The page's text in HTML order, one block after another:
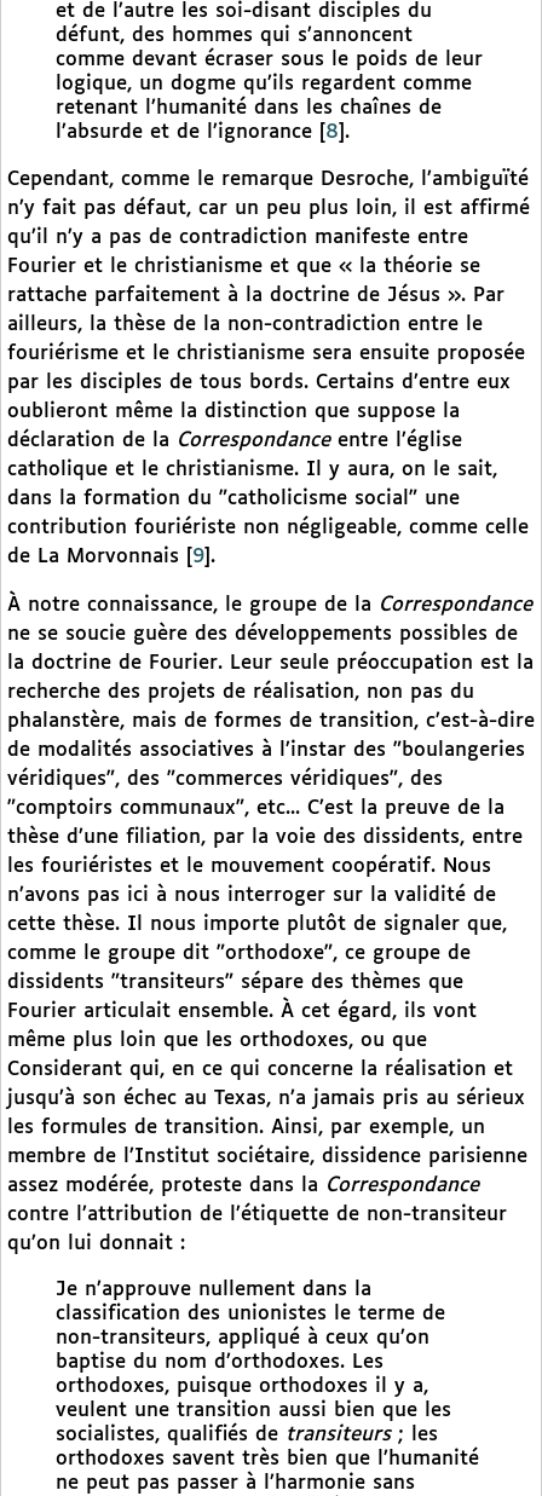
et de l’autre les soi-disant disciples du
défunt, des hommes qui s’annoncent
comme devant écraser sous le poids de leur
logique, un dogme qu’ils regardent comme
retenant l’humanité dans les chaînes de
l’absurde et de l’ignorance
8 .
Cependant, comme le remarque Desroche, l’ambiguïté
n’y fait pas défaut, car un peu plus loin, il est affirmé
qu’il n’y a pas de contradiction manifeste entre
Fourier et le christianisme et que « la théorie se
rattache parfaitement à la doctrine de Jésus ». Par
ailleurs, la thèse de la non-contradiction entre le
fouriérisme et le christianisme sera ensuite proposée
par les disciples de tous bords. Certains d’entre eux
oublieront même la distinction que suppose la
déclaration de la Correspondanceentre l’église
catholique et le christianisme. Il y aura, on le sait,
dans la formation du "catholicisme social" une
contribution fouriériste non négligeable, comme celle
de La Morvonnais
9 .
À notre connaissance, le groupe de la Correspondance
ne se soucie guère des développements possibles de
la doctrine de Fourier. Leur seule préoccupation est la
recherche des projets de réalisation, non pas du
phalanstère, mais de formes de transition, c’est-à-dire
de modalités associatives à l’instar des "boulangeries
véridiques", des "commerces véridiques", des
"comptoirs communaux", etc... C’est la preuve de la
thèse d’une filiation, par la voie des dissidents, entre
les fouriéristes et le mouvement coopératif. Nous
n’avons pas ici à nous interroger sur la validité de
cette thèse. Il nous importe plutôt de signaler que,
comme le groupe dit "orthodoxe", ce groupe de
dissidents "transiteurs" sépare des thèmes que
Fourier articulait ensemble. À cet égard, ils vont
même plus loin que les orthodoxes, ou que
Considerant qui, en ce qui concerne la réalisation et
jusqu’à son échec au Texas, n’a jamais pris au sérieux
les formules de transition. Ainsi, par exemple, un
membre de l’Institut sociétaire, dissidence parisienne
assez modérée, proteste dans la Correspondance
contre l’attribution de l’étiquette de non-transiteur
qu’on lui donnait :
Je n’approuve nullement dans la
classification des unionistes le terme de
non-transiteurs, appliqué à ceux qu’on
baptise du nom d’orthodoxes. Les
orthodoxes, puisque orthodoxes il y a,
veulent une transition aussi bien que les
socialistes, qualifiés de transiteurs; les
orthodoxes savent très bien que l’humanité
ne peut pas passer à l’harmonie sans